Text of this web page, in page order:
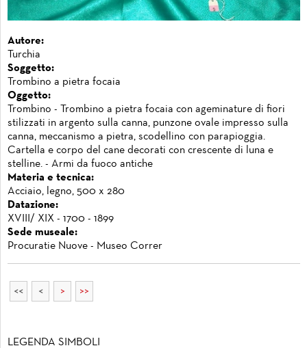
Autore:
Turchia
Soggetto:
Trombino a pietra focaia
Oggetto:
Trombino - Trombino a pietra focaia con ageminature di fiori
stilizzati in argento sulla canna, punzone ovale impresso sulla
canna, meccanismo a pietra, scodellino con parapioggia.
Cartella e corpo del cane decorati con crescente di luna e
stelline. - Armi da fuoco antiche
Materia e tecnica:
Acciaio, legno, 500 x 280
Datazione:
XVIII/ XIX - 1700 - 1899
Sede museale:
Procuratie Nuove - Museo Correr
<< < > >>
LEGENDA SIMBOLI